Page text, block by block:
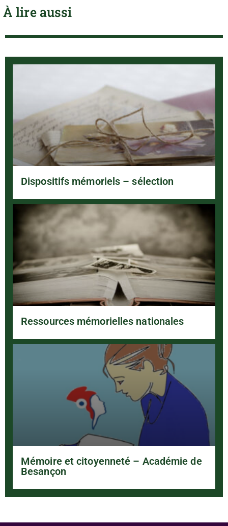
À lire aussi
Dispositifs mémoriels – sélection
Ressources mémorielles nationales
Mémoire et citoyenneté – Académie de
Besançon